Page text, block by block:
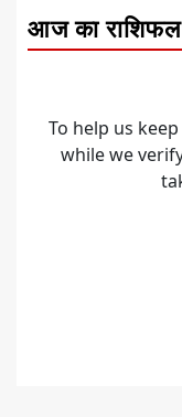
आज का राशिफल